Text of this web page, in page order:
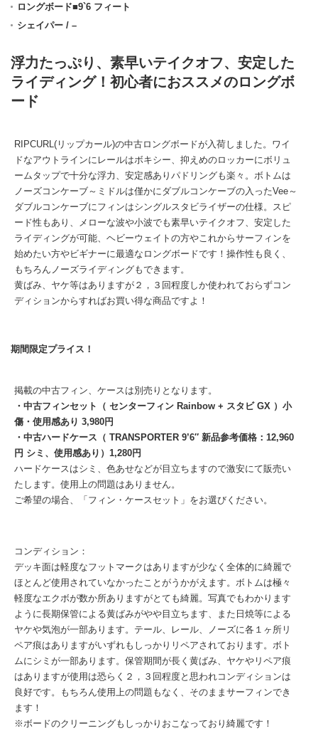
ロングボード■9`6 フィート
シェイパー / –
浮力たっぷり、素早いテイクオフ、安定した
ライディング！初心者におススメのロングボ
ード
RIPCURL(リップカール)の中古ロングボードが入荷しました。ワイ
ドなアウトラインにレールはボキシー、抑えめのロッカーにボリュ
ームタップで十分な浮力、安定感ありパドリングも楽々。ボトムは
ノーズコンケーブ～ミドルは僅かにダブルコンケーブの入ったVee～
ダブルコンケーブにフィンはシングルスタビライザーの仕様。スピ
ード性もあり、メローな波や小波でも素早いテイクオフ、安定した
ライディングが可能、ヘビーウェイトの方やこれからサーフィンを
始めたい方やビギナーに最適なロングボードです！操作性も良く、
もちろんノーズライディングもできます。
黄ばみ、ヤケ等はありますが２，３回程度しか使われておらずコン
ディションからすればお買い得な商品ですよ！
期間限定プライス！
掲載の中古フィン、ケースは別売りとなります。
・中古フィンセット（ センターフィン Rainbow + スタビ GX ）小
傷・使用感あり 3,980円
・中古ハードケース（ TRANSPORTER 9’6″ 新品参考価格：12,960
円 シミ、使用感あり）1,280円
ハードケースはシミ、色あせなどが目立ちますので激安にて販売い
たします。使用上の問題はありません。
ご希望の場合、「フィン・ケースセット」をお選びください。
コンディション：
デッキ面は軽度なフットマークはありますが少なく全体的に綺麗で
ほとんど使用されていなかったことがうかがえます。ボトムは極々
軽度なエクボが数か所ありますがとても綺麗。写真でもわかります
ように長期保管による黄ばみがやや目立ちます、また日焼等による
ヤケや気泡が一部あります。テール、レール、ノーズに各１ヶ所リ
ペア痕はありますがいずれもしっかりリペアされております。ボト
ムにシミが一部あります。保管期間が長く黄ばみ、ヤケやリペア痕
はありますが使用は恐らく２，３回程度と思われコンディションは
良好です。もちろん使用上の問題もなく、そのままサーフィンでき
ます！
※ボードのクリーニングもしっかりおこなっており綺麗です！